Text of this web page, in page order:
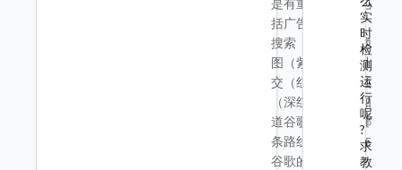
是有重叠的线路包
括广告（粉色）、
搜索（橙色）、地
图（紫红色）、社
交（红色）、视频
（深红色）。不知
道谷歌未来会在哪
条路线上延伸。在
谷歌的投资当中，
实
时
检
测
运
行
呢
?
求
教